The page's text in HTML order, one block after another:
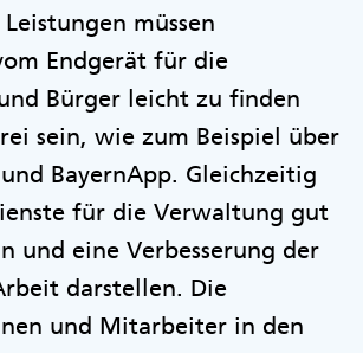
müssen
Endgerät für die
Bürger leicht zu finden
sein, wie zum Beispiel über
BayernApp. Gleichzeitig
für die Verwaltung gut
und eine Verbesserung der
darstellen. Die
und Mitarbeiter in den